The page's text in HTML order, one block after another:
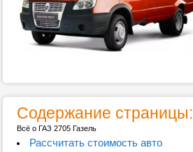
Содержание страницы:
Всё о ГАЗ 2705 Газель
Рассчитать стоимость авто